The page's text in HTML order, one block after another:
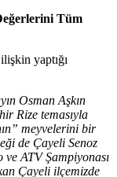
Tüm
yaptığı
Osman Aşkın
Rize temasıyla
meyvelerini bir
de Çayeli Senoz
ATV Şampiyonası
Çayeli ilçemizde